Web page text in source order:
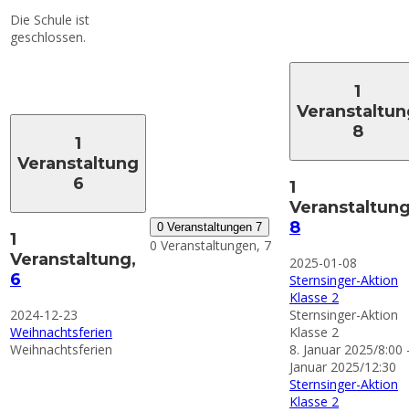
Die Schule ist
geschlossen.
1
Veranstaltung
6
1
Veranstaltung,
6
2024-12-23
Weihnachtsferien
Weihnachtsferien
0 Veranstaltungen 7
0 Veranstaltungen, 7
1
8
1
8
2025-01-08
Sternsinger-Aktion
Klasse 2
Sternsinger-Aktion
Klasse 2
8. Januar 2025/8:00
Januar 2025/12:30
Sternsinger-Aktion
Klasse 2